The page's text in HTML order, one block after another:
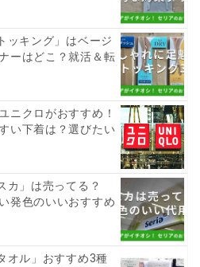
ッキング」はベージ
ーはどこ？就活＆転
ニクロがおすすめ！
い下着は？選びたい
カ」は売ってる？
発色のいいおすすめ
オル」おすすめ3種